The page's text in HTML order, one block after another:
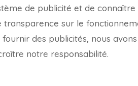
de publicité et de connaître
transparence sur le
des publicités, nous
notre responsabilité.